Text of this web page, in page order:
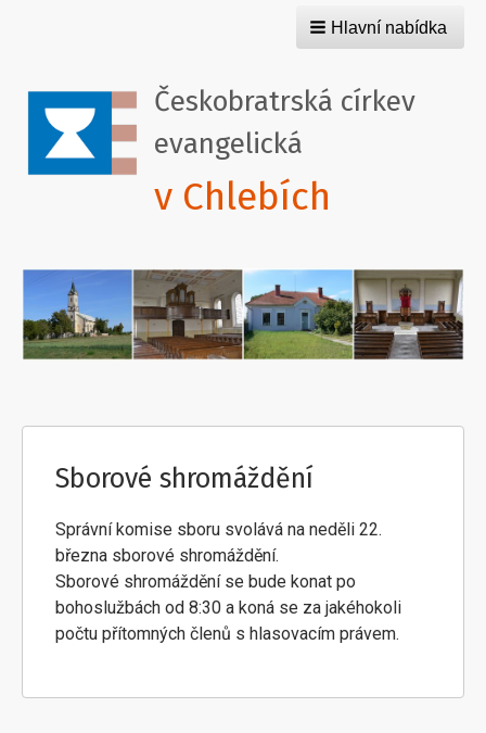
Hlavní nabídka
Českobratrská církev
evangelická
v Chlebích
Sborové shromáždění
Správní komise sboru svolává na neděli 22.
března sborové shromáždění.
Sborové shromáždění se bude konat po
bohoslužbách od 8:30 a koná se za jakéhokoli
počtu přítomných členů s hlasovacím právem.